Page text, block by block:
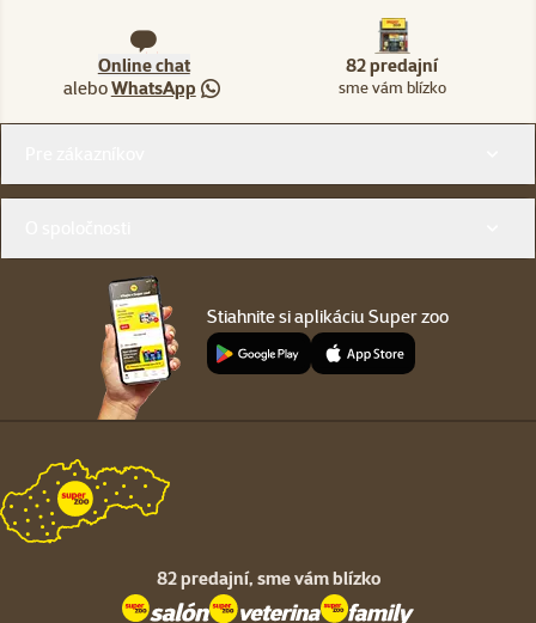
Online chat
aleboWhatsApp
82 predajní
sme vám blízko
Stiahnite si aplikáciu Super zoo
82 predajní, sme vám blízko